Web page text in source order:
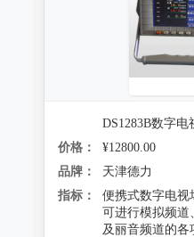
DS1283B数字电
价格：
¥12800.00
品牌：
天津德力
指标：
便携式数字电视
可进行模拟频道
及丽音频道的各